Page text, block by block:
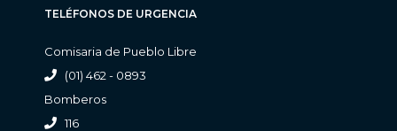
TELÉFONOS DE URGENCIA
Comisaria de Pueblo Libre
(01) 462 - 0893
Bomberos
116